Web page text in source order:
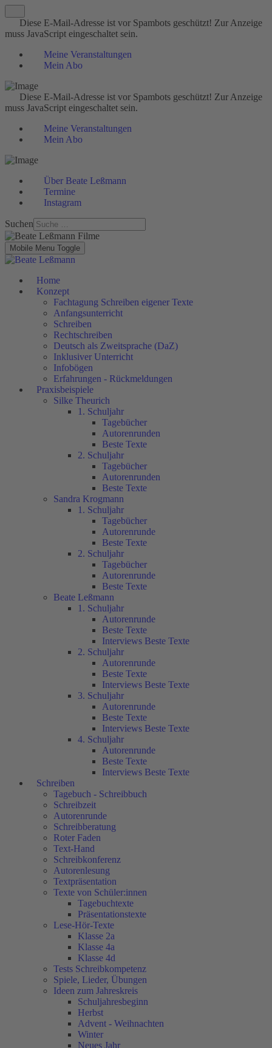
Diese E-Mail-Adresse ist vor Spambots geschützt! Zur Anzeige
muss JavaScript eingeschaltet sein.
Meine Veranstaltungen
Mein Abo
Diese E-Mail-Adresse ist vor Spambots geschützt! Zur Anzeige
muss JavaScript eingeschaltet sein.
Meine Veranstaltungen
Mein Abo
Über Beate Leßmann
Termine
Instagram
Suchen
Mobile Menu Toggle
Home
Konzept
Fachtagung Schreiben eigener Texte
Anfangsunterricht
Schreiben
Rechtschreiben
Deutsch als Zweitsprache (DaZ)
Inklusiver Unterricht
Infobögen
Erfahrungen - Rückmeldungen
Praxisbeispiele
Silke Theurich
1. Schuljahr
Tagebücher
Autorenrunden
Beste Texte
2. Schuljahr
Tagebücher
Autorenrunden
Beste Texte
Sandra Krogmann
1. Schuljahr
Tagebücher
Autorenrunde
Beste Texte
2. Schuljahr
Tagebücher
Autorenrunde
Beste Texte
Beate Leßmann
1. Schuljahr
Autorenrunde
Beste Texte
Interviews Beste Texte
2. Schuljahr
Autorenrunde
Beste Texte
Interviews Beste Texte
3. Schuljahr
Autorenrunde
Beste Texte
Interviews Beste Texte
4. Schuljahr
Autorenrunde
Beste Texte
Interviews Beste Texte
Schreiben
Tagebuch - Schreibbuch
Schreibzeit
Autorenrunde
Schreibberatung
Roter Faden
Text-Hand
Schreibkonferenz
Autorenlesung
Textpräsentation
Texte von Schüler:innen
Tagebuchtexte
Präsentationstexte
Lese-Hör-Texte
Klasse 2a
Klasse 4a
Klasse 4d
Tests Schreibkompetenz
Spiele, Lieder, Übungen
Ideen zum Jahreskreis
Schuljahresbeginn
Herbst
Advent - Weihnachten
Winter
Neues Jahr